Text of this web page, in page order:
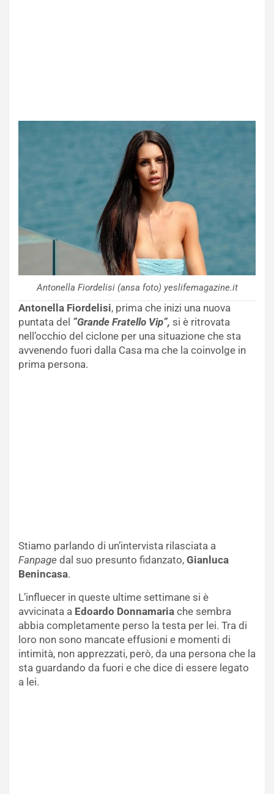
Antonella Fiordelisi (ansa foto) yeslifemagazine.it
Antonella Fiordelisi, prima che inizi una nuova
puntata del ”Grande Fratello Vip”, si è ritrovata
nell’occhio del ciclone per una situazione che sta
avvenendo fuori dalla Casa ma che la coinvolge in
prima persona.
Stiamo parlando di un’intervista rilasciata a
Fanpage dal suo presunto fidanzato, Gianluca
Benincasa.
L’influecer in queste ultime settimane si è
avvicinata a Edoardo Donnamaria che sembra
abbia completamente perso la testa per lei. Tra di
loro non sono mancate effusioni e momenti di
intimità, non apprezzati, però, da una persona che la
sta guardando da fuori e che dice di essere legato
a lei.